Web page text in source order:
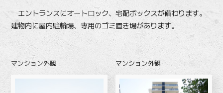
エントランスにオートロック、宅配ボックスが備わります。
建物内に屋内駐輪場、専用のゴミ置き場があります。
マンション外観 マンション外観